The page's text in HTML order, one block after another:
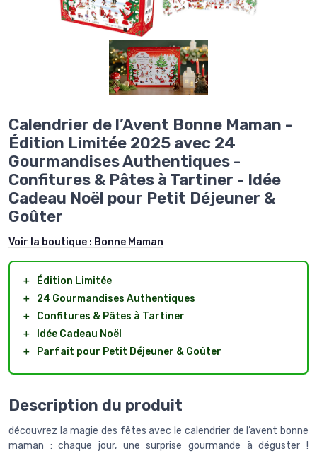
Calendrier de l’Avent Bonne Maman -
Édition Limitée 2025 avec 24
Gourmandises Authentiques -
Confitures & Pâtes à Tartiner - Idée
Cadeau Noël pour Petit Déjeuner &
Goûter
Voir la boutique : Bonne Maman
＋
Édition Limitée
＋
24 Gourmandises Authentiques
＋
Confitures & Pâtes à Tartiner
＋
Idée Cadeau Noël
＋
Parfait pour Petit Déjeuner & Goûter
Description du produit
découvrez la magie des fêtes avec le calendrier de l’avent bonne
maman : chaque jour, une surprise gourmande à déguster !